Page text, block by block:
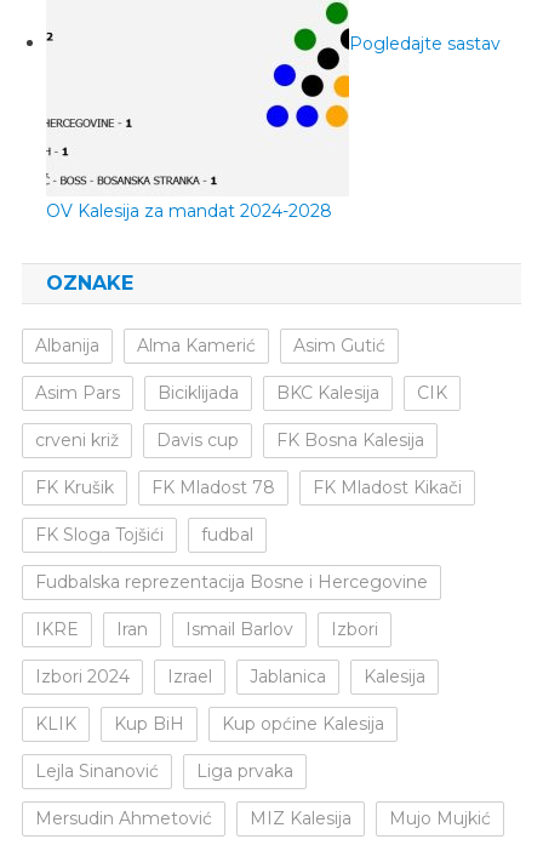
Pogledajte sastav
OV Kalesija za mandat 2024-2028
OZNAKE
Albanija Alma Kamerić Asim Gutić
Asim Pars Biciklijada BKC Kalesija CIK
crveni križ Davis cup FK Bosna Kalesija
FK Krušik FK Mladost 78 FK Mladost Kikači
FK Sloga Tojšići fudbal
Fudbalska reprezentacija Bosne i Hercegovine
IKRE Iran Ismail Barlov Izbori
Izbori 2024 Izrael Jablanica Kalesija
KLIK Kup BiH Kup općine Kalesija
Lejla Sinanović Liga prvaka
Mersudin Ahmetović MIZ Kalesija Mujo Mujkić